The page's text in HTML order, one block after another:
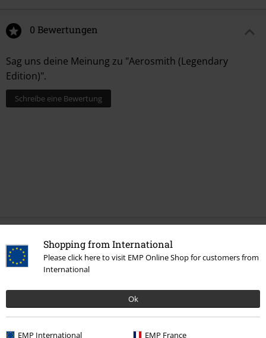
Shopping from International
Please click here to visit EMP Online Shop for customers from
International
Ok
EMP International EMP France
0 Bewertungen
Sag uns deine Meinung zu "Aerosmith (Legendary
Edition)".
Schreibe eine Bewertung
Mehr Kategorien. Mehr Möglichkeiten.
Sale % Medien Vinyl
Band Merch Genre Rock
Band Merch Genre